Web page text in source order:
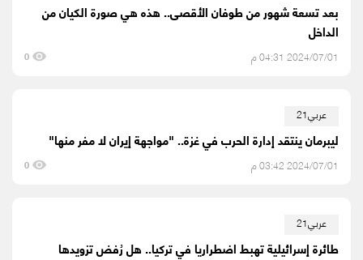
بعد تسعة شهور من طوفان الأقصى.. هذه هي صورة الكيان من
الداخل
2024/07/01 04:31 م 0
عربي21
ليبرمان ينتقد إدارة الحرب في غزة.. "مواجهة إيران لا مفر منها"
2024/07/01 03:42 م 0
عربي21
طائرة إسرائيلية تهبط اضطراريا في تركيا.. هل رُفض تزويدها